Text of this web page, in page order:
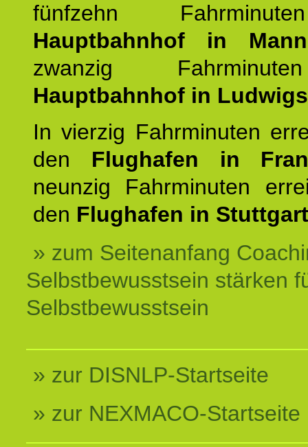
fünfzehn
Hauptbahnhof in
zwanzig
Hauptbahnhof in
In vierzig Fahrminuten
den Flughafen in
neunzig Fahrminuten
den Flughafen in
» zum Seitenanfang
Selbstbewusstsein stärken
Selbstbewusstsein
» zur DISNLP-Startseite
» zur NEXMACO-Startseite